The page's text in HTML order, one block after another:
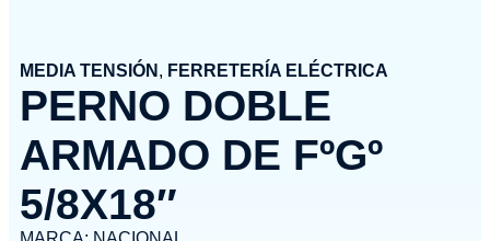
MEDIA TENSIÓN , FERRETERÍA ELÉCTRICA
PERNO DOBLE
ARMADO DE FºGº
5/8X18″